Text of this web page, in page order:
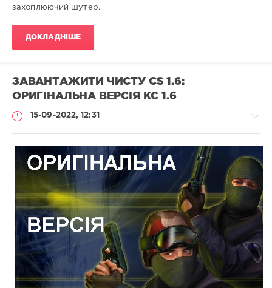
захоплюючий шутер.
ДОКЛАДНІШЕ
ЗАВАНТАЖИТИ ЧИСТУ CS 1.6:
ОРИГІНАЛЬНА ВЕРСІЯ КС 1.6
15-09-2022, 12:31
гри
Administrator
1
499
0